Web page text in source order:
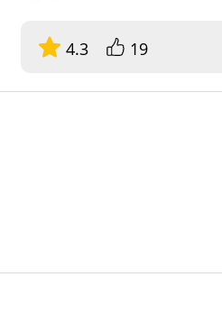
4.3 19